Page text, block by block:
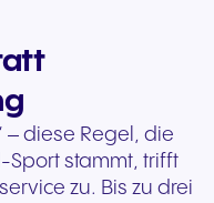
– diese Regel, die
stammt, trifft
zu. Bis zu drei